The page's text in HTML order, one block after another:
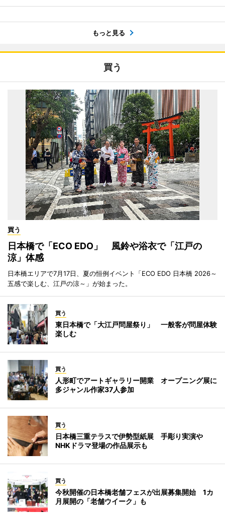
もっと見る
買う
買う
日本橋で「ECO EDO」 風鈴や浴衣で「江戸の
涼」体感
日本橋エリアで7月17日、夏の恒例イベント「ECO EDO 日本橋 2026～
五感で楽しむ、江戸の涼～」が始まった。
買う
東日本橋で「大江戸問屋祭り」 一般客が問屋体験
楽しむ
買う
人形町でアートギャラリー開業 オープニング展に
多ジャンル作家37人参加
買う
日本橋三重テラスで伊勢型紙展 手彫り実演や
NHKドラマ登場の作品展示も
買う
今秋開催の日本橋老舗フェスが出展募集開始 1カ
月展開の「老舗ウイーク」も